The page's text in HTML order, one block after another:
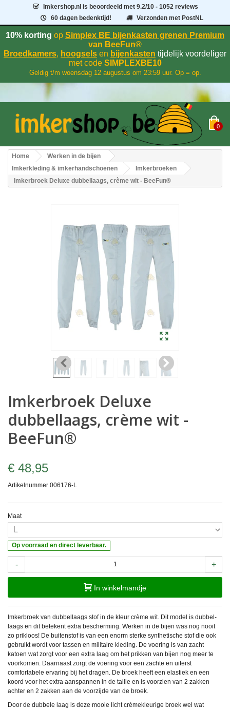
Imkershop.nl is beoordeeld met9.2/10 - 1052 reviews
60 dagen bedenktijd!
Verzonden met PostNL
10% korting op Simplex BE bijenkasten grenen Premium
van BeeFun®
Broedkamers, hoogsels en bijenkasten tijdelijk voordeliger
met codeSIMPLEXBE10
Geldig t/m woensdag 12 augustus om 23:59 uur. Op = op.
0
Home
Werken in de bijen
Imkerkleding & imkerhandschoenen
Imkerbroeken
Imkerbroek Deluxe dubbellaags, crème wit - BeeFun®
Imkerbroek Deluxe
dubbellaags, crème wit -
BeeFun®
€ 48,95
Artikelnummer 006176-L
Maat
Op voorraad en direct leverbaar.
- +
In winkelmandje
Imkerbroek van dubbellaags stof in de kleur crème wit. Dit model is dubbel-
laags en dit betekent extra bescherming. Werken in de bijen was nog nooit
zo prikloos! De buitenstof is van een enorm sterke synthetische stof die ook
gebruikt wordt voor tassen en militaire kleding. De voering is van zacht
katoen wat zorgt voor een extra laag om het prikken van bijen nog meer te
voorkomen. Daarnaast zorgt de voering voor een zachte en uiterst
comfortabele ervaring bij het dragen. De broek heeft een elastiek en een
koord voor het extra aanspannen in de taille en is voorzien van 2 zakken
achter en 2 zakken aan de voorzijde van de broek.
Door de dubbele laag is deze mooie licht crèmekleurige broek wel wat